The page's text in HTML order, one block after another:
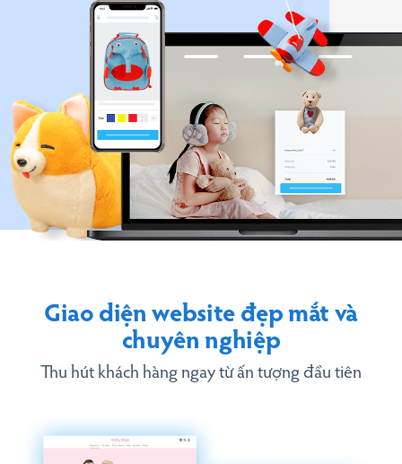
Giao diện website đẹp mắt và
chuyên nghiệp
Thu hút khách hàng ngay từ ấn tượng đầu tiên